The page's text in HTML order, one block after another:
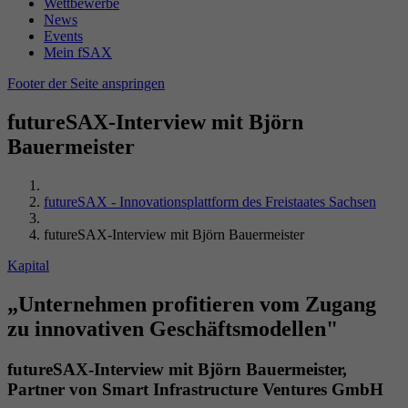
Wettbewerbe
News
Events
Mein fSAX
Footer der Seite anspringen
futureSAX-Interview mit Björn
Bauermeister
futureSAX - Innovationsplattform des Freistaates Sachsen
futureSAX-Interview mit Björn Bauermeister
Kapital
„Unternehmen profitieren vom Zugang
zu innovativen Geschäftsmodellen"
futureSAX-Interview mit Björn Bauermeister,
Partner von Smart Infrastructure Ventures GmbH
Laufzeit
Zweck
aktuellen Sessiondaten des Nutzers abgelegt
Anbieter
Laufzeit 24 Stunden
Enthält eine zufallsgenerierte User-ID. Anhand
dieser ID kann Google Analytics
Besuchen zusammenführen.
Anbieter YouTube (Google)
Laufzeit 179 Tage
Zweck
Versucht, die Benutzerbandbreite auf Seiten
mit integrierten YouTube-Videos zu schätzen.
Name
YouTube (Google)
Wird verwendet, um die